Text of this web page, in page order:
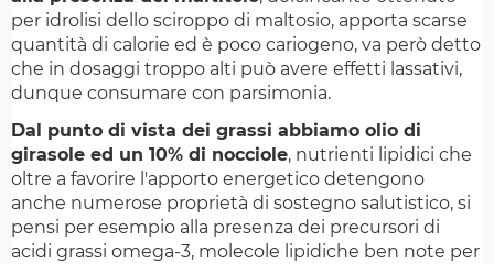
per idrolisi dello sciroppo di maltosio, apporta scarse
quantità di calorie ed è poco cariogeno, va però detto
che in dosaggi troppo alti può avere effetti lassativi,
dunque consumare con parsimonia.
Dal punto di vista dei grassi abbiamo olio di
girasole ed un 10% di nocciole, nutrienti lipidici che
oltre a favorire l'apporto energetico detengono
anche numerose proprietà di sostegno salutistico, si
pensi per esempio alla presenza dei precursori di
acidi grassi omega-3, molecole lipidiche ben note per